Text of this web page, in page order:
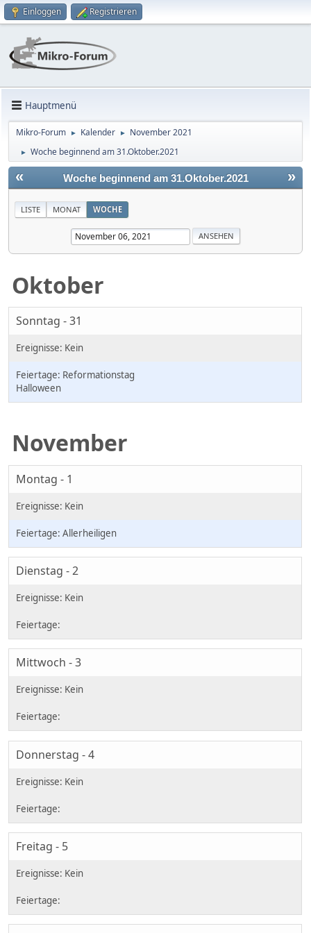
Einloggen Registrieren
Hauptmenü
Mikro-Forum ► Kalender ► November 2021
► Woche beginnend am 31.Oktober.2021
« »
Woche beginnend am 31.Oktober.2021
LISTE MONAT WOCHE
Oktober
Sonntag - 31
Reformationstag
Halloween
November
Montag - 1
Allerheiligen
Dienstag - 2
Mittwoch - 3
Donnerstag - 4
Freitag - 5